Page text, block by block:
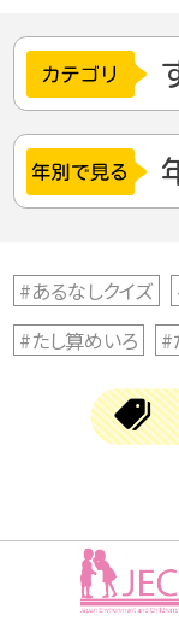
#あるなしクイズ
#たし算めいろ
#
#ちがう絵探し
#
#ならび替えクイズ
#アハムービー
#クロスワード
#